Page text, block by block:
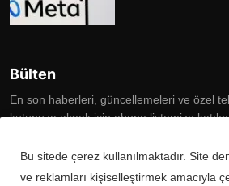
Bülten
En son haberleri, güncellemeleri ve özel
kutunuza almak için abone listemize katılın
Bu sitede çerez kullanılmaktadır. Site
ve reklamları kişiselleştirmek amacıyla